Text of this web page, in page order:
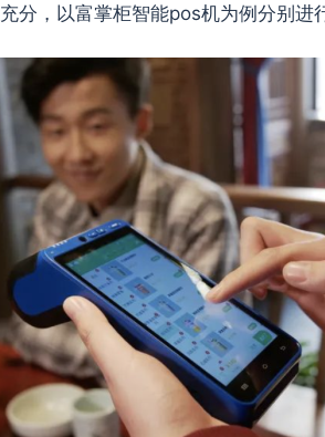
充分，以富掌柜智能pos机为例分别进